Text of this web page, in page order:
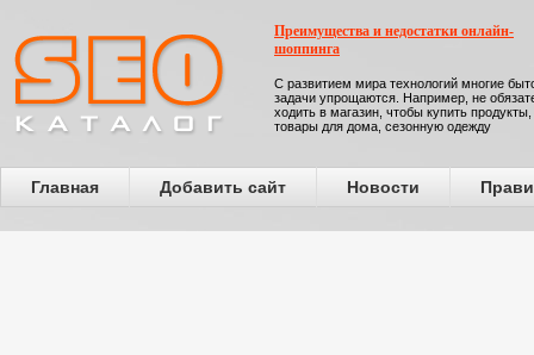
Преимущества и недостатки онлайн-
шоппинга
С развитием мира технологий многие
задачи упрощаются. Например, не
ходить в магазин, чтобы купить продукты,
товары для дома, сезонную одежду
Главная Добавить сайт Новости